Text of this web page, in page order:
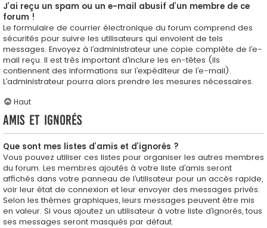
J’ai reçu un spam ou un e-mail abusif d’un membre de ce
forum !
Le formulaire de courrier électronique du forum comprend des
sécurités pour suivre les utilisateurs qui envoient de tels
messages. Envoyez à l’administrateur une copie complète de l’e-
mail reçu. Il est très important d’inclure les en-têtes (ils
contiennent des informations sur l’expéditeur de l’e-mail).
L’administrateur pourra alors prendre les mesures nécessaires.
Haut
Amis et ignorés
Que sont mes listes d’amis et d’ignorés ?
Vous pouvez utiliser ces listes pour organiser les autres membres
du forum. Les membres ajoutés à votre liste d’amis seront
affichés dans votre panneau de l’utilisateur pour un accès rapide,
voir leur état de connexion et leur envoyer des messages privés.
Selon les thèmes graphiques, leurs messages peuvent être mis
en valeur. Si vous ajoutez un utilisateur à votre liste d’ignorés, tous
ses messages seront masqués par défaut.